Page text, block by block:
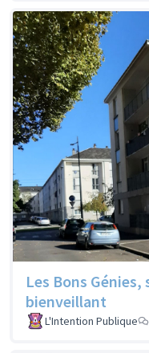
Les Bons
bienveillant
L'Intention Publique